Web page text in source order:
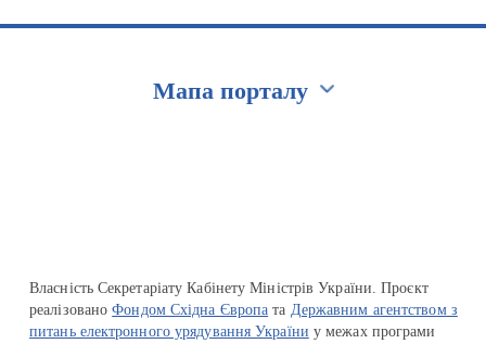
Мапа порталу
Власність Секретаріату Кабінету Міністрів України. Проєкт
реалізованоФондом Східна Європа та Державним агентством з
питань електронного урядування України у межах програми